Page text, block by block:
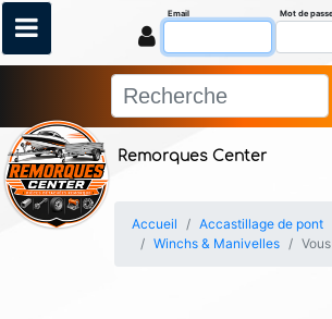
Remorques Center
Email Mot de passe
Accueil
Accastillage de pont
Winchs & Manivelles